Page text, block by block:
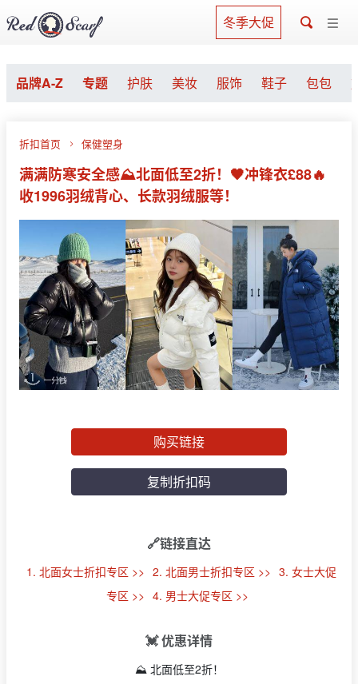
冬季大促
品牌A-Z 专题 护肤 美妆 服饰 鞋子 包包
折扣首页 保健塑身
满满防寒安全感⛰北面低至2折！🖤冲锋衣£88🔥
收1996羽绒背心、长款羽绒服等！
购买链接
复制折扣码
🔗链接直达
1. 北面女士折扣专区 >> 2. 北面男士折扣专区 >> 3. 女士大促
专区 >> 4. 男士大促专区 >>
💓 优惠详情
⛰ 北面低至2折！